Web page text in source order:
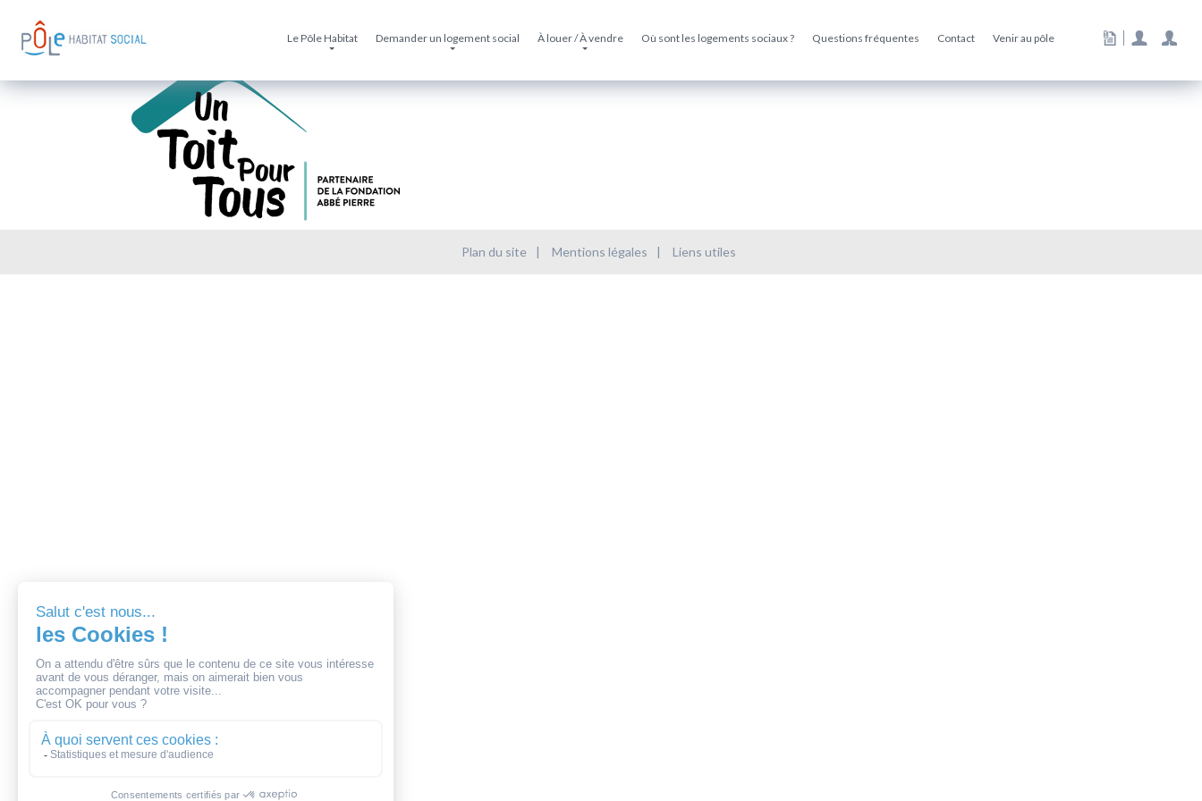
Le Pôle Habitat Demander un logement social À louer / À vendre Où sont les logements sociaux ? Questions fréquentes Contact Venir au pôle
Logo-UTPT
Plan du site | Mentions légales | Liens utiles